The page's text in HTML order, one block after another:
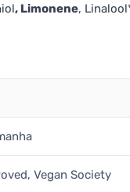
, Limonene,
Vegan Society